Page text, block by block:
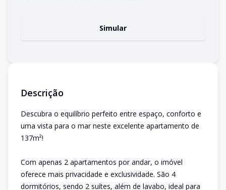
Simular
Descrição
Descubra o equilíbrio perfeito entre espaço, conforto e
uma vista para o mar neste excelente apartamento de
137m²!
Com apenas 2 apartamentos por andar, o imóvel
oferece mais privacidade e exclusividade. São 4
dormitórios, sendo 2 suítes, além de lavabo, ideal para